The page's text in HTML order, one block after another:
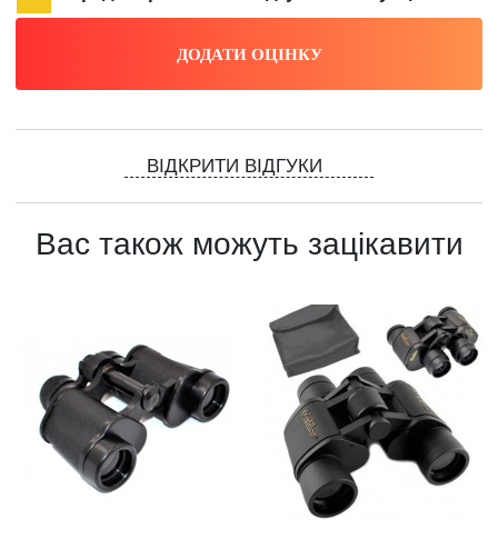
ВІДКРИТИ ВІДГУКИ
Вас також можуть зацікавити